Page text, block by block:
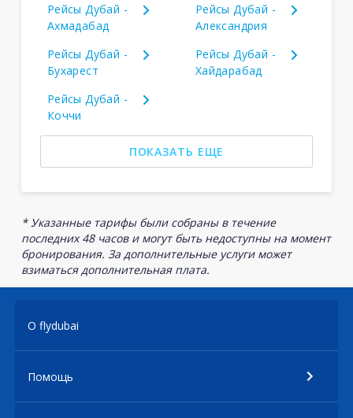
Рейсы Дубай -
Ахмадабад
Рейсы Дубай -
Александрия
Рейсы Дубай -
Бухарест
Рейсы Дубай -
Хайдарабад
Рейсы Дубай -
Коччи
ПОКАЗАТЬ ЕЩЕ
* Указанные тарифы были собраны в течение
последних 48 часов и могут быть недоступны на момент
бронирования. За дополнительные услуги может
взиматься дополнительная плата.
О flydubai
Помощь